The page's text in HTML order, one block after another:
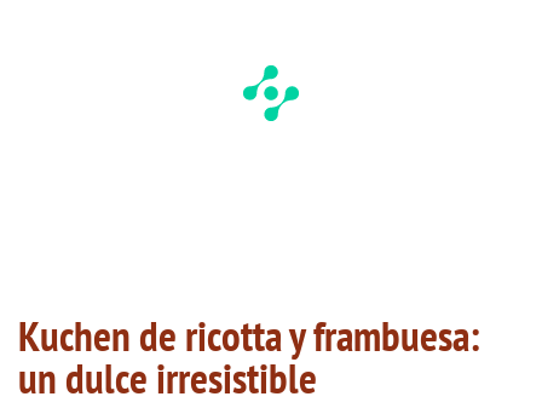
Kuchen de ricotta y frambuesa:
un dulce irresistible